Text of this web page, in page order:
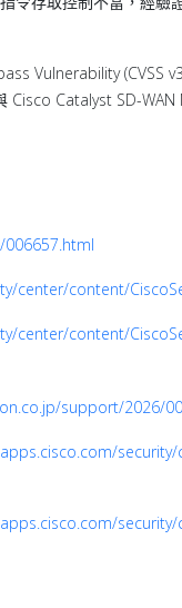
Vulnerability (CVSS
Catalyst SD-
center/content/
center/content/
support/2026/